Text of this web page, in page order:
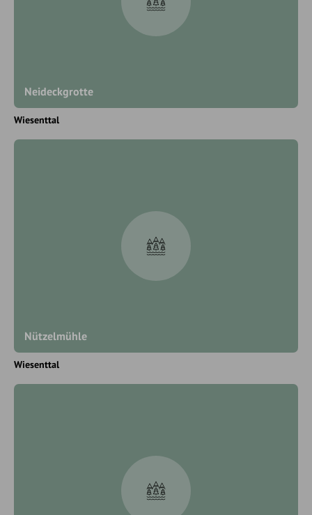
Neideckgrotte
Wiesenttal
Nützelmühle
Wiesenttal